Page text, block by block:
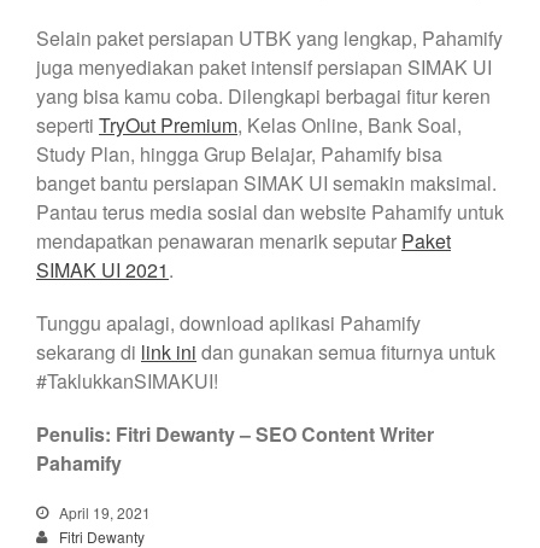
Selain paket persiapan UTBK yang lengkap, Pahamify
juga menyediakan paket intensif persiapan SIMAK UI
yang bisa kamu coba. Dilengkapi berbagai fitur keren
seperti TryOut Premium, Kelas Online, Bank Soal,
Study Plan, hingga Grup Belajar, Pahamify bisa
banget bantu persiapan SIMAK UI semakin maksimal.
Pantau terus media sosial dan website Pahamify untuk
mendapatkan penawaran menarik seputar Paket
SIMAK UI 2021.
Tunggu apalagi, download aplikasi Pahamify
sekarang di link ini dan gunakan semua fiturnya untuk
#TaklukkanSIMAKUI!
Penulis: Fitri Dewanty – SEO Content Writer
Pahamify
April 19, 2021
Fitri Dewanty